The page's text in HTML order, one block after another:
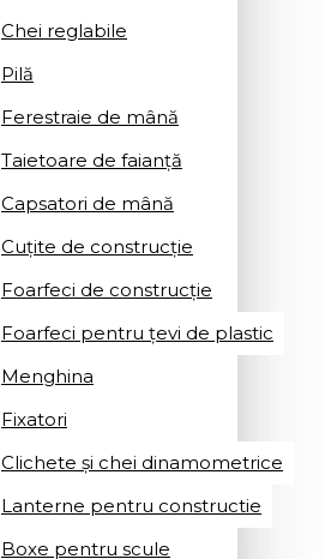
Chei reglabile
Pilă
Ferestraie de mână
Taietoare de faianță
Capsatori de mână
Cuțite de construcție
Foarfeci de construcție
Foarfeci pentru țevi de plastic
Menghina
Fixatori
Clichete și chei dinamometrice
Lanterne pentru constructie
Boxe pentru scule